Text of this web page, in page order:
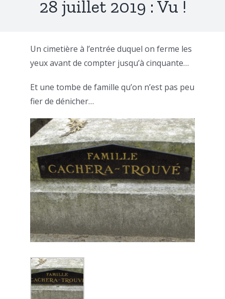
28 juillet 2019 : Vu !
Un cimetière à l’entrée duquel on ferme les
yeux avant de compter jusqu’à cinquante…
Et une tombe de famille qu’on n’est pas peu
fier de dénicher…